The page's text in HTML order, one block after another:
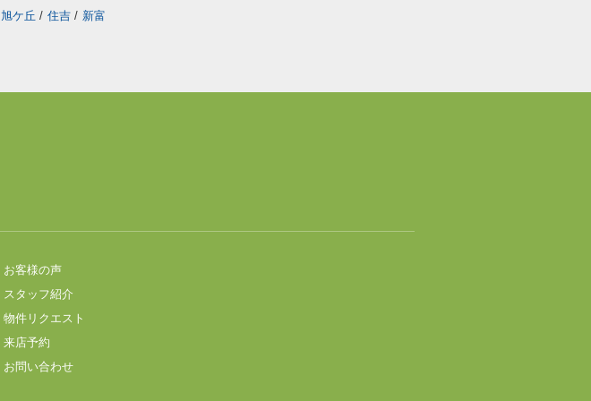
旭ケ丘 / 住吉 / 新富
お客様の声
スタッフ紹介
物件リクエスト
来店予約
お問い合わせ